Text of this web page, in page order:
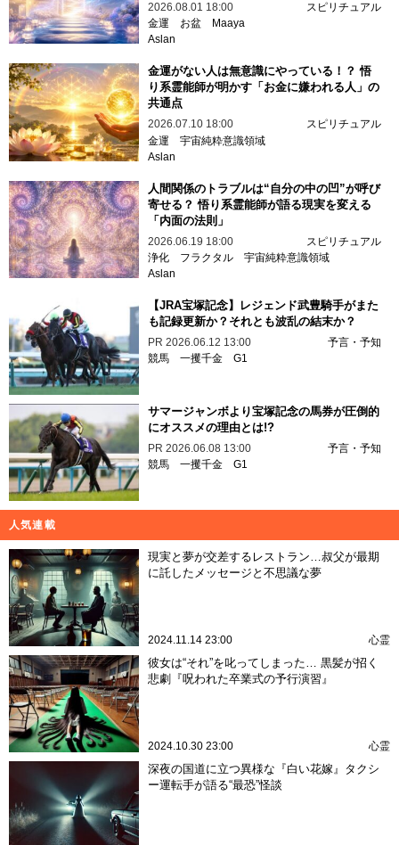
2026.08.01 18:00
スピリチュアル
金運
お盆
Maaya
Aslan
金運がない人は無意識にやっている！？ 悟
り系霊能師が明かす「お金に嫌われる人」の
共通点
2026.07.10 18:00
スピリチュアル
金運 宇宙純粋意識領域
Aslan
人間関係のトラブルは“自分の中の凹”が呼び
寄せる？ 悟り系霊能師が語る現実を変える
「内面の法則」
2026.06.19 18:00
スピリチュアル
浄化
フラクタル 宇宙純粋意識領域
Aslan
【JRA宝塚記念】レジェンド武豊騎手がまた
も記録更新か？それとも波乱の結末か？
PR 2026.06.12 13:00
予言・予知
競馬 一攫千金 G1
サマージャンボより宝塚記念の馬券が圧倒的
にオススメの理由とは!?
PR 2026.06.08 13:00
予言・予知
競馬 一攫千金 G1
人気連載
現実と夢が交差するレストラン…叔父が最期
に託したメッセージと不思議な夢
2024.11.14 23:00 心霊
彼女は“それ”を叱ってしまった… 黒髪が招く
悲劇『呪われた卒業式の予行演習』
2024.10.30 23:00 心霊
深夜の国道に立つ異様な『白い花嫁』タクシ
ー運転手が語る“最恐”怪談